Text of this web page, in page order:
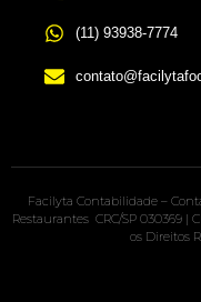
(11) 93938-7774
Facilyta Contabilidade –
Restaurantes CRC/SP 030369 |
os Direitos